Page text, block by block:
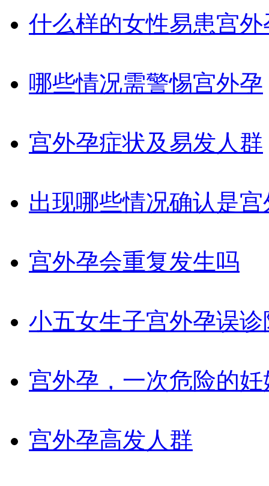
什么样的女性易患宫外
哪些情况需警惕宫外孕
宫外孕症状及易发人群
出现哪些情况确认是宫
宫外孕会重复发生吗
小五女生子宫外孕误
宫外孕，一次危险的妊
宫外孕高发人群